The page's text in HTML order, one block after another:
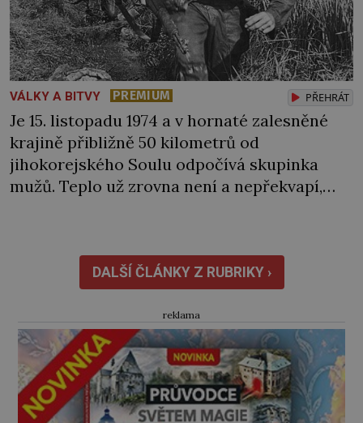
VÁLKY A BITVY PREMIUM PŘEHRÁT
Je 15. listopadu 1974 a v hornaté zalesněné
krajině přibližně 50 kilometrů od
jihokorejského Soulu odpočívá skupinka
mužů. Teplo už zrovna není a nepřekvapí,
nedaleký teplý vzduch stoupající ze země.
Vydá se na průzkum… Jak se k místu
přibližuje, slyší i sílící neznámé […]
DALŠÍ ČLÁNKY Z RUBRIKY ›
reklama